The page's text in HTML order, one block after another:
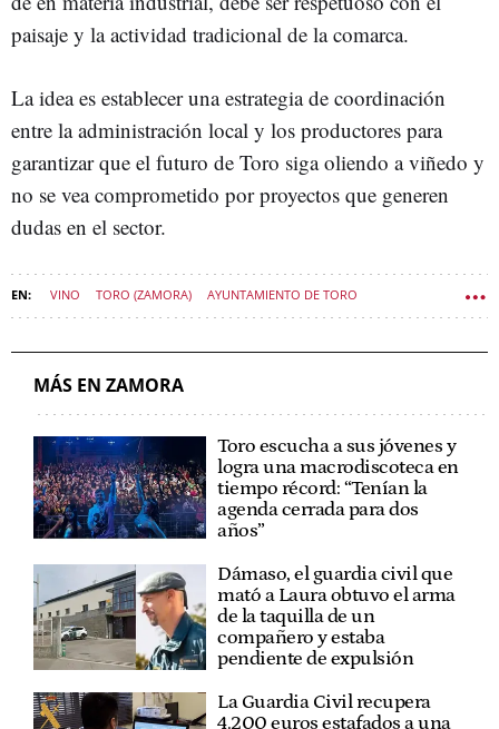
paisaje y la actividad tradicional de la comarca.
La idea es establecer una estrategia de coordinación
entre la administración local y los productores para
garantizar que el futuro de Toro siga oliendo a viñedo y
no se vea comprometido por proyectos que generen
dudas en el sector.
VINO TORO (ZAMORA) AYUNTAMIENTO DE TORO
MÁS EN ZAMORA
Toro escucha a sus jóvenes y
logra una macrodiscoteca en
tiempo récord: “Tenían la
agenda cerrada para dos
años”
Dámaso, el guardia civil que
mató a Laura obtuvo el arma
de la taquilla de un
compañero y estaba
pendiente de expulsión
La Guardia Civil recupera
4.200 euros estafados a una